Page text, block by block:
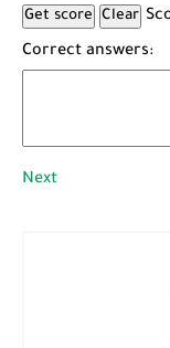
Correct answers:
Next